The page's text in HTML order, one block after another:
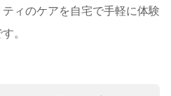
ィのケアを自宅で手軽に体験
。